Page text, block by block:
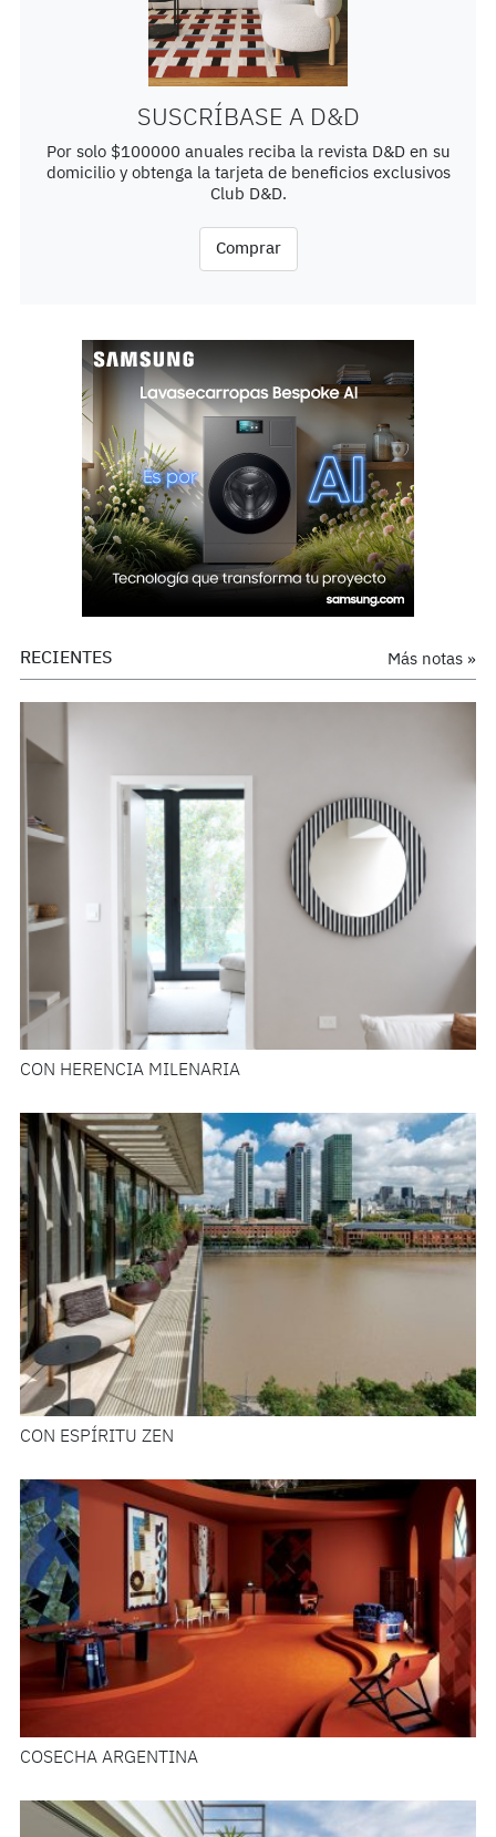
SUSCRÍBASE A D&D
Por solo $100000 anuales reciba la revista D&D en su
domicilio y obtenga la tarjeta de beneficios exclusivos
Club D&D.
Comprar
Más notas »
RECIENTES
CON HERENCIA MILENARIA
CON ESPÍRITU ZEN
COSECHA ARGENTINA